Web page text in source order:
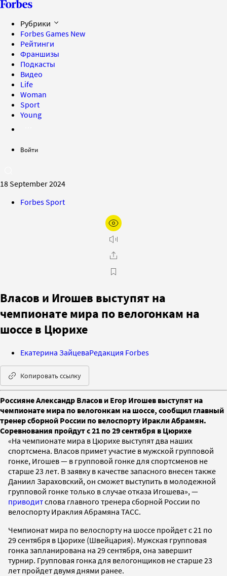
Рубрики
Forbes Games New
Рейтинги
Франшизы
Подкасты
Видео
Life
Woman
Sport
Young
Войти
18 September 2024
Forbes Sport
Власов и Игошев выступят на
чемпионате мира по велогонкам на
шоссе в Цюрихе
Екатерина ЗайцеваРедакция Forbes
Копировать ссылку
Россияне Александр Власов и Егор Игошев выступят на
чемпионате мира по велогонкам на шоссе, сообщил главный
тренер сборной России по велоспорту Иракли Абрамян.
Соревнования пройдут с 21 по 29 сентября в Цюрихе
«На чемпионате мира в Цюрихе выступят два наших
спортсмена. Власов примет участие в мужской групповой
гонке, Игошев — в групповой гонке для спортсменов не
старше 23 лет. В заявку в качестве запасного внесен также
Даниил Зараховский, он сможет выступить в молодежной
групповой гонке только в случае отказа Игошева», —
приводитслова главного тренера сборной России по
велоспорту Ираклия Абрамяна ТАСС.
Чемпионат мира по велоспорту на шоссе пройдет с 21 по
29 сентября в Цюрихе (Швейцария). Мужская групповая
гонка запланирована на 29 сентября, она завершит
турнир. Групповая гонка для велогонщиков не старше 23
лет пройдет двумя днями ранее.